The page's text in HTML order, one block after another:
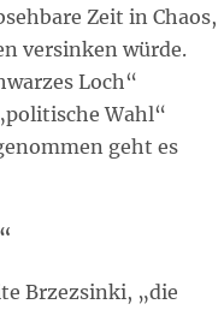
Zeit in Chaos,
versinken würde.
Loch“
Wahl“
geht es
Brzezsinki, „die